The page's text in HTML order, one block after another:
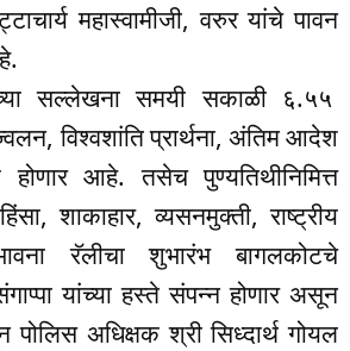
महास्वामीजी, वरुर यांचे पावन
सल्लेखना समयी सकाळी ६.५५
विश्वशांति प्रार्थना, अंतिम आदेश
होणार आहे. तसेच पुण्यतिथीनिमित्त
शाकाहार, व्यसनमुक्ती, राष्ट्रीय
रॅलीचा शुभारंभ बागलकोटचे
यांच्या हस्ते संपन्न होणार असून
अधिक्षक श्री सिध्दार्थ गोयल